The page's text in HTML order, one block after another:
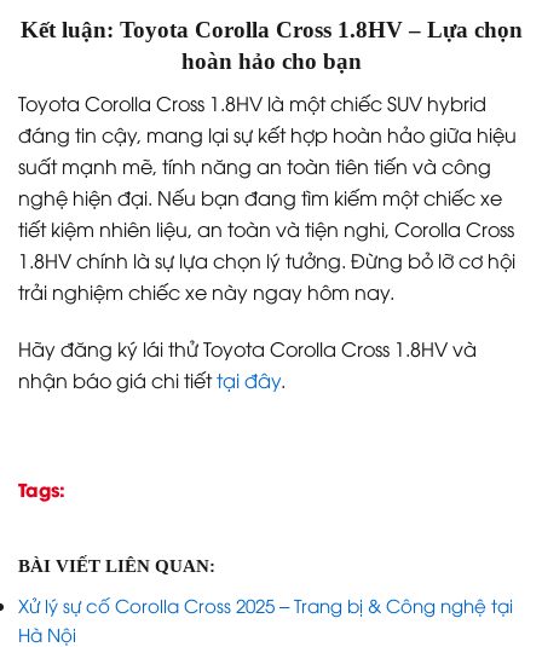
Kết luận: Toyota Corolla Cross 1.8HV – Lựa chọn
hoàn hảo cho bạn
Toyota Corolla Cross 1.8HV là một chiếc SUV hybrid
đáng tin cậy, mang lại sự kết hợp hoàn hảo giữa hiệu
suất mạnh mẽ, tính năng an toàn tiên tiến và công
nghệ hiện đại. Nếu bạn đang tìm kiếm một chiếc xe
tiết kiệm nhiên liệu, an toàn và tiện nghi, Corolla Cross
1.8HV chính là sự lựa chọn lý tưởng. Đừng bỏ lỡ cơ hội
trải nghiệm chiếc xe này ngay hôm nay.
Hãy đăng ký lái thử Toyota Corolla Cross 1.8HV và
nhận báo giá chi tiếttại đây.
Tags:
BÀI VIẾT LIÊN QUAN:
Xử lý sự cố Corolla Cross 2025 – Trang bị & Công nghệ tại
Hà Nội